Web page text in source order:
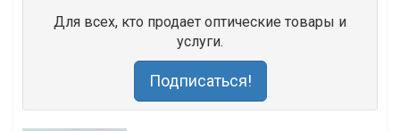
Для всех, кто продает оптические товары и
услуги.
Подписаться!